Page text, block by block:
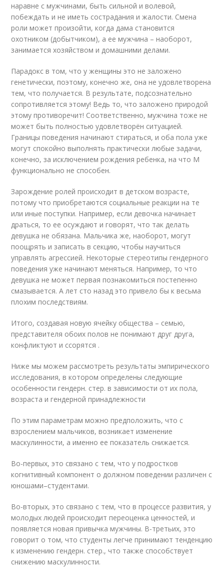
наравне с мужчинами, быть сильной и волевой,
побеждать и не иметь сострадания и жалости. Смена
роли может произойти, когда дама становится
охотником (добытчиком), а ее мужчина – наоборот,
занимается хозяйством и домашними делами.
Парадокс в том, что у женщины это не заложено
генетически, поэтому, конечно же, она не удовлетворена
тем, что получается. В результате, подсознательно
сопротивляется этому! Ведь то, что заложено природой
этому противоречит! Соответственно, мужчина тоже не
может быть полностью удовлетворён ситуацией.
Границы поведения начинают стираться, и оба пола уже
могут спокойно выполнять практически любые задачи,
конечно, за исключением рождения ребенка, на что М
функционально не способен.
Зарождение ролей происходит в детском возрасте,
потому что приобретаются социальные реакции на те
или иные поступки. Например, если девочка начинает
драться, то ее осуждают и говорят, что так делать
девушка не обязана. Мальчика же, наоборот, могут
поощрять и записать в секцию, чтобы научиться
управлять агрессией. Некоторые стереотипы гендерного
поведения уже начинают меняться. Например, то что
девушка не может первая познакомиться постепенно
смазывается. А лет сто назад это привело бы к весьма
плохим последствиям.
Итого, создавая новую ячейку общества – семью,
представителя обоих полов не понимают друг друга,
конфликтуют и ссорятся .
Ниже мы можем рассмотреть результаты эмпирического
исследования, в котором определены следующие
особенности гендерн. стер. в зависимости от их пола,
возраста и гендерной принадлежности
По этим параметрам можно предположить, что с
взрослением мальчиков, возникает изменение
маскулинности, а именно ее показатель снижается.
Во-первых, это связано с тем, что у подростков
когнитивный компонент о должном поведении различен с
юношами–студентами.
Во-вторых, это связано с тем, что в процессе развития, у
молодых людей происходит переоценка ценностей, и
появляется новая привычка мужчины. В-третьих, это
говорит о том, что студенты легче принимают тенденцию
к изменению гендерн. стер., что также способствует
снижению маскулинности.